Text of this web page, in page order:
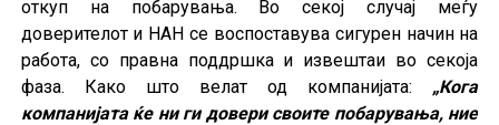
откуп на побарувања. Во секој случај меѓу
доверителот и НАН се воспоставува сигурен начин на
работа, со правна поддршка и извештаи во секоја
фаза. Како што велат од компанијата: „Кога
компанијата ќе ни ги довери своите побарувања, ние